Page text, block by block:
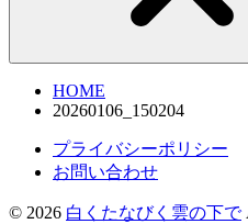
HOME
20260106_150204
プライバシーポリシー
お問い合わせ
© 2026 白くたなびく雲の下で